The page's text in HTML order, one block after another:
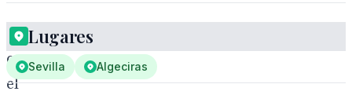
Aseguran
que
el
Lugares
Sevilla Algeciras